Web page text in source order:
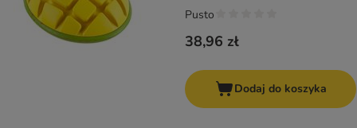
38,96 zł
Pusto
Dodaj do koszyka